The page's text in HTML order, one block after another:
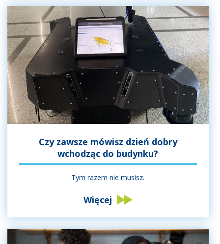
Czy zawsze mówisz dzień dobry
wchodząc do budynku?
Tym razem nie musisz.
Więcej